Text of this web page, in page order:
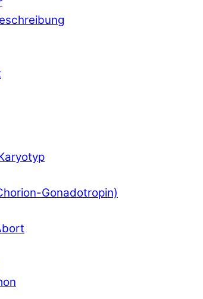
Gonadotropin)